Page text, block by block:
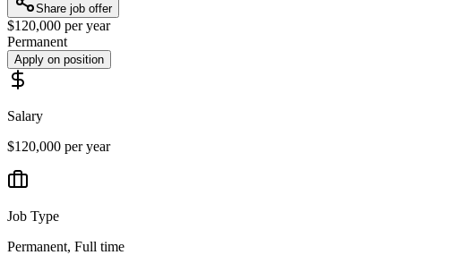
Share job offer
$120,000 per year
Permanent
Apply on position
Salary
$120,000 per year
Job Type
Permanent, Full time